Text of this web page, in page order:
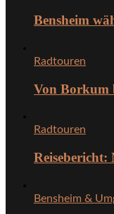
Bensheim
Radtouren
Von Borkum
Radtouren
Reisebericht:
Bensheim &